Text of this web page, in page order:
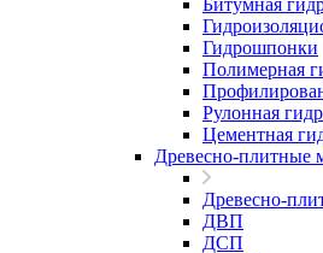
Битумная
Гидрошпонки
Полимерная
Рулонная
Цементная
Древесно-плитные
Древесно-
ДВП
ДСП